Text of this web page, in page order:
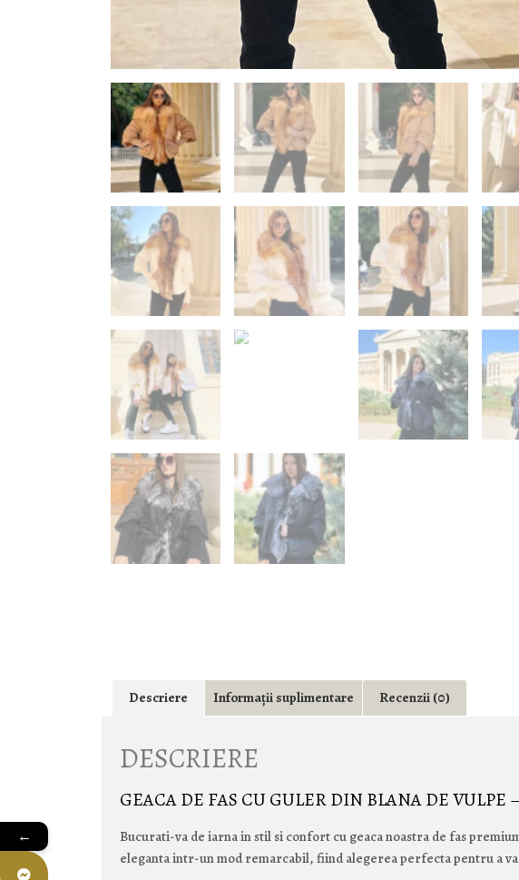
Descriere Informații suplimentare Recenzii (0)
DESCRIERE
GEACA DE FAS CU GULER DIN BLANA DE
Bucurati-va de iarna in stil si confort cu geaca noastra de fas
eleganta intr-un mod remarcabil, fiind alegerea perfecta pentru a
←